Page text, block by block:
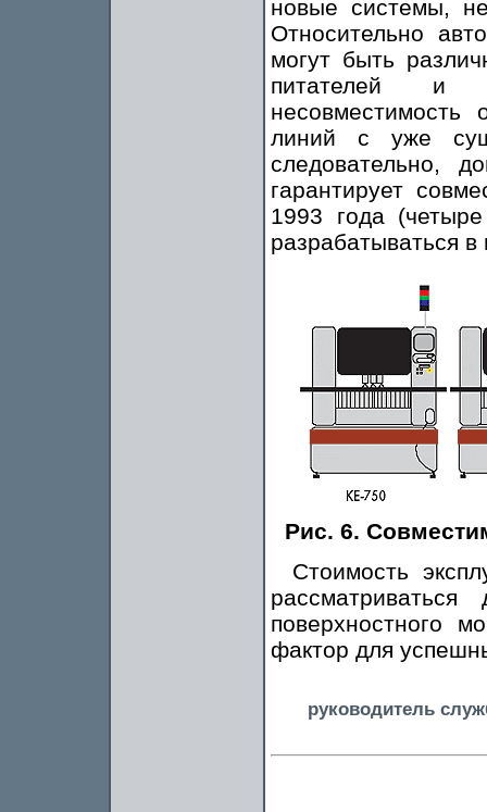
новые системы,
Относительно
могут быть
питателей и
несовместимость
линий с уже
следовательно,
гарантирует
1993 года
разрабатываться
Рис. 6.
Стоимость
поверхностного
фактор для
руководитель